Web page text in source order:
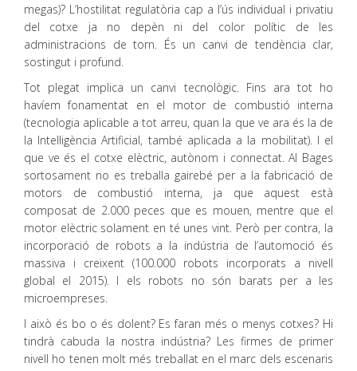
megas)? L’hostilitat regulatòria cap a l’ús individual i privatiu
del cotxe ja no depèn ni del color polític de les
administracions de torn. És un canvi de tendència clar,
sostingut i profund.
Tot plegat implica un canvi tecnològic. Fins ara tot ho
havíem fonamentat en el motor de combustió interna
(tecnologia aplicable a tot arreu, quan la que ve ara és la de
la Intel·ligència Artificial, també aplicada a la mobilitat). I el
que ve és el cotxe elèctric, autònom i connectat. Al Bages
sortosament no es treballa gairebé per a la fabricació de
motors de combustió interna, ja que aquest està
composat de 2.000 peces que es mouen, mentre que el
motor elèctric solament en té unes vint. Però per contra, la
incorporació de robots a la indústria de l’automoció és
massiva i creixent (100.000 robots incorporats a nivell
global el 2015). I els robots no són barats per a les
microempreses.
I això és bo o és dolent? Es faran més o menys cotxes? Hi
tindrà cabuda la nostra indústria? Les firmes de primer
nivell ho tenen molt més treballat en el marc dels escenaris